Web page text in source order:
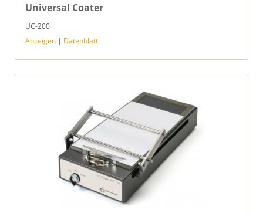
Universal Coater
UC-200
Anzeigen | Datenblatt